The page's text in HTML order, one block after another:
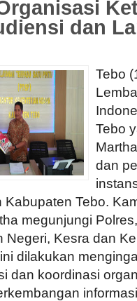
dan
Tebo
Tebo
dan
Kabupaten Tebo.
megunjungi
Negeri, Kesra dan
dilakukan
dan koordinasi